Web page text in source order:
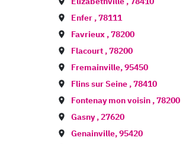
Enfer ,78111
Favrieux ,78200
Flacourt ,78200
Fremainville,95450
Flins sur Seine ,78410
Fontenay mon voisin ,78200
Gasny,27620
Genainville,95420